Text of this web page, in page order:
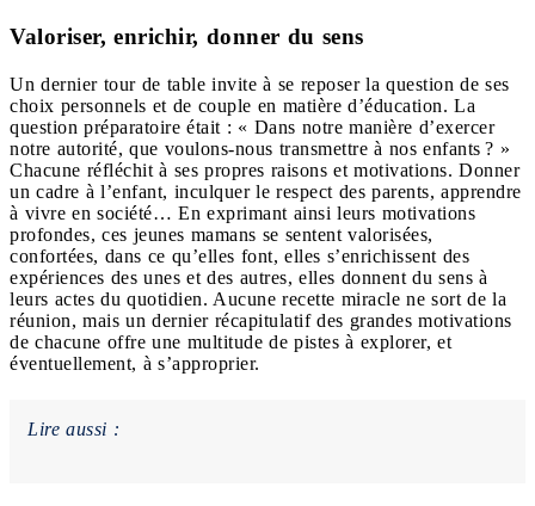
Valoriser, enrichir, donner du sens
Un dernier tour de table invite à se reposer la question de ses
choix personnels et de couple en matière d’éducation. La
question préparatoire était : « Dans notre manière d’exercer
notre autorité, que voulons-nous transmettre à nos enfants ? »
Chacune réfléchit à ses propres raisons et motivations. Donner
un cadre à l’enfant, inculquer le respect des parents, apprendre
à vivre en société… En exprimant ainsi leurs motivations
profondes, ces jeunes mamans se sentent valorisées,
confortées, dans ce qu’elles font, elles s’enrichissent des
expériences des unes et des autres, elles donnent du sens à
leurs actes du quotidien. Aucune recette miracle ne sort de la
réunion, mais un dernier récapitulatif des grandes motivations
de chacune offre une multitude de pistes à explorer, et
éventuellement, à s’approprier.
Lire aussi :